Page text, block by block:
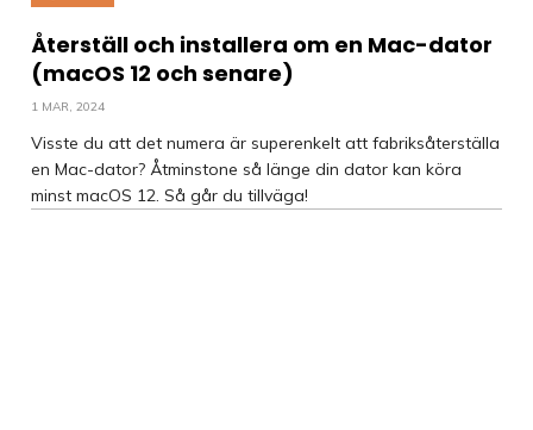
Återställ och installera om en Mac-dator
(macOS 12 och senare)
1 MAR, 2024
Visste du att det numera är superenkelt att fabriksåterställa
en Mac-dator? Åtminstone så länge din dator kan köra
minst macOS 12. Så går du tillväga!